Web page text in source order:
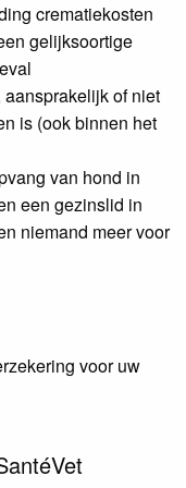
crematiekosten
gelijksoortige
of niet
is (ook binnen het
van hond in
een gezinslid in
niemand meer voor
voor uw